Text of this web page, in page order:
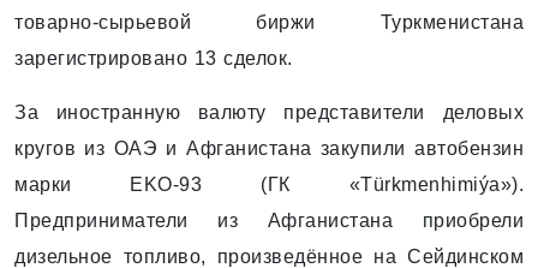
товарно-сырьевой биржи Туркменистана
зарегистрировано 13 сделок.
За иностранную валюту представители деловых
кругов из ОАЭ и Афганистана закупили автобензин
марки EKO-93 (ГК «Türkmenhimiýa»).
Предприниматели из Афганистана приобрели
дизельное топливо, произведённое на Сейдинском